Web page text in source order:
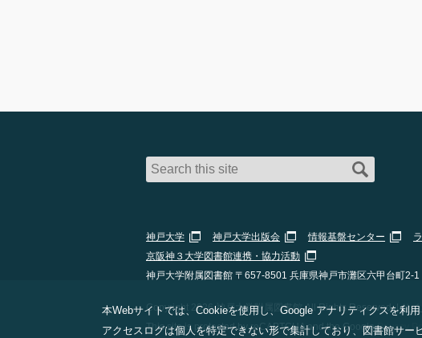
神戸大学 神戸大学出版会 情報基盤センター
京阪神３大学図書館連携・協力活動
神戸大学附属図書館 〒657-8501 兵庫県神戸市灘区六甲台町2-1
Copyright 2026 神戸大学附属図書館 All Rights Reserved. |サ
This site is protected by reCAPTCHA and the GooglePrivacy
本Webサイトでは、Cookieを使用し、Google アナリティクスを利
アクセスログは個人を特定できない形で集計しており、図書館サー